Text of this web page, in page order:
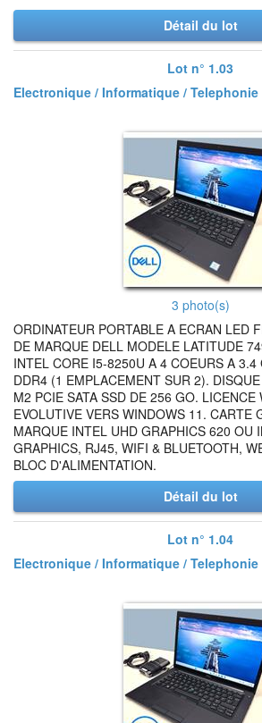
Détail du lot
Lot n° 1.03
Electronique / Informatique / Telephonie
3 photo(s)
ORDINATEUR PORTABLE A ECRAN LED
DE MARQUE DELL MODELE LATITUDE
INTEL CORE I5-8250U A 4 COEURS A 3.4
DDR4 (1 EMPLACEMENT SUR 2).
M2 PCIE SATA SSD DE 256 GO. LICENCE
EVOLUTIVE VERS WINDOWS 11. CARTE
MARQUE INTEL UHD GRAPHICS 620 OU
GRAPHICS, RJ45, WIFI & BLUETOOTH,
BLOC D'ALIMENTATION.
Détail du lot
Lot n° 1.04
Electronique / Informatique / Telephonie